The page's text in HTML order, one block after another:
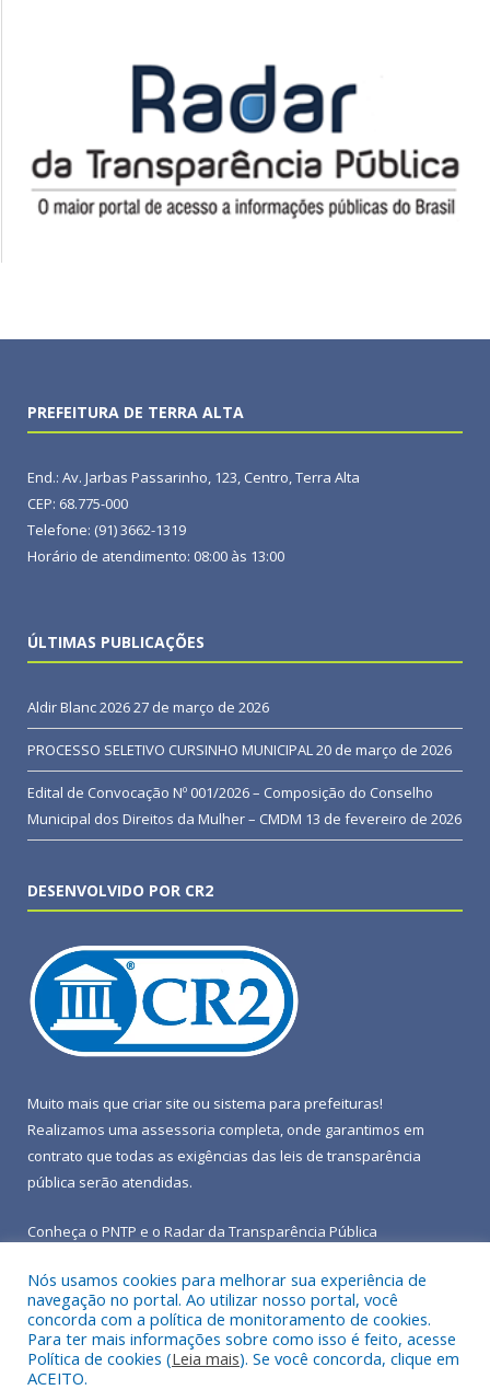
PREFEITURA DE TERRA ALTA
End.: Av. Jarbas Passarinho, 123, Centro, Terra Alta
CEP: 68.775-000
Telefone: (91) 3662-1319
Horário de atendimento: 08:00 às 13:00
ÚLTIMAS PUBLICAÇÕES
Aldir Blanc 202627 de março de 2026
PROCESSO SELETIVO CURSINHO MUNICIPAL20 de março de 2026
Edital de Convocação Nº 001/2026 – Composição do Conselho
Municipal dos Direitos da Mulher – CMDM 13 de fevereiro de 2026
DESENVOLVIDO POR CR2
Muito mais que criar site ou sistema para prefeituras!
Realizamos uma assessoria completa, onde garantimos em
contrato que todas as exigências das leis de transparência
pública serão atendidas.
Conheça o PNTP e o Radar da Transparência Pública
Todos os direitos reservados a Prefeitura Municipal de Terra
Alta.
Nós usamos cookies para melhorar sua experiência de
navegação no portal. Ao utilizar nosso portal, você
concorda com a política de monitoramento de cookies.
Para ter mais informações sobre como isso é feito, acesse
Política de cookies (Leia mais). Se você concorda, clique em
ACEITO.